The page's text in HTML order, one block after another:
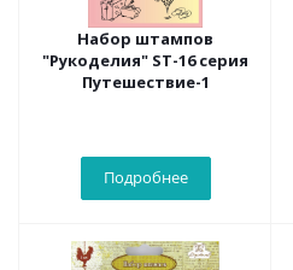
Набор штампов
"Рукоделия" ST-16 серия
Путешествие-1
Подробнее